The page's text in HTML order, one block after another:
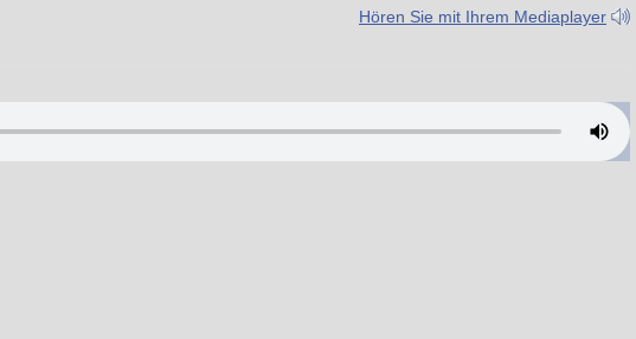
Hören Sie mit Ihrem Mediaplayer